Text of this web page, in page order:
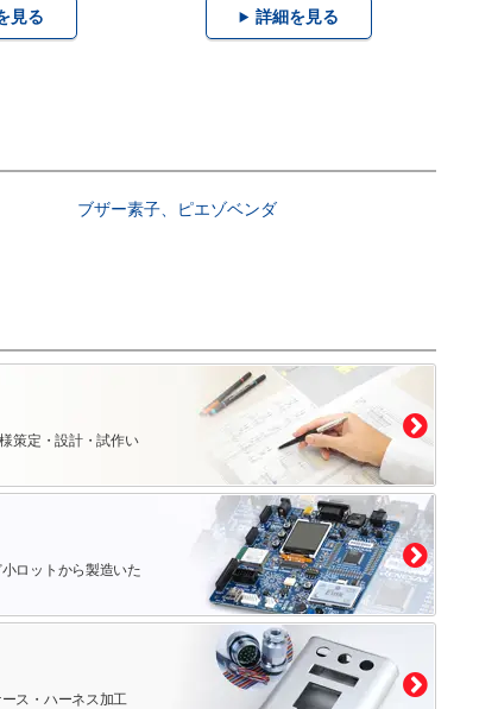
見る 詳細を見る
ブザー素子、ピエゾベンダ
策定・設計・試作い
ロットから製造いた
ス・ハーネス加工